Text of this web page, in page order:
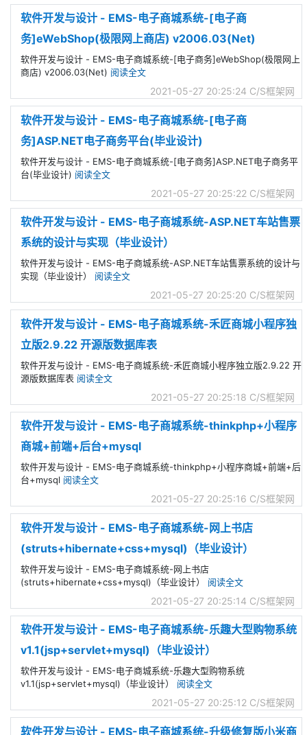
软件开发与设计 - EMS-电子商城系统-[电子商
务]eWebShop(极限网上商店) v2006.03(Net)
软件开发与设计 - EMS-电子商城系统-[电子商务]eWebShop(极限网上
商店) v2006.03(Net) 阅读全文
2021-05-27 20:25:24 C/S框架网
软件开发与设计 - EMS-电子商城系统-[电子商
务]ASP.NET电子商务平台(毕业设计)
软件开发与设计 - EMS-电子商城系统-[电子商务]ASP.NET电子商务平
台(毕业设计) 阅读全文
2021-05-27 20:25:22 C/S框架网
软件开发与设计 - EMS-电子商城系统-ASP.NET车站售票
系统的设计与实现（毕业设计）
软件开发与设计 - EMS-电子商城系统-ASP.NET车站售票系统的设计与
实现（毕业设计） 阅读全文
2021-05-27 20:25:20 C/S框架网
软件开发与设计 - EMS-电子商城系统-禾匠商城小程序独
立版2.9.22 开源版数据库表
软件开发与设计 - EMS-电子商城系统-禾匠商城小程序独立版2.9.22 开
源版数据库表 阅读全文
2021-05-27 20:25:18 C/S框架网
软件开发与设计 - EMS-电子商城系统-thinkphp+小程序
商城+前端+后台+mysql
软件开发与设计 - EMS-电子商城系统-thinkphp+小程序商城+前端+后
台+mysql 阅读全文
2021-05-27 20:25:16 C/S框架网
软件开发与设计 - EMS-电子商城系统-网上书店
(struts+hibernate+css+mysql)（毕业设计）
软件开发与设计 - EMS-电子商城系统-网上书店
(struts+hibernate+css+mysql)（毕业设计） 阅读全文
2021-05-27 20:25:14 C/S框架网
软件开发与设计 - EMS-电子商城系统-乐趣大型购物系统
v1.1(jsp+servlet+mysql)（毕业设计）
软件开发与设计 - EMS-电子商城系统-乐趣大型购物系统
v1.1(jsp+servlet+mysql)（毕业设计） 阅读全文
2021-05-27 20:25:12 C/S框架网
软件开发与设计 - EMS-电子商城系统-升级修复版小米商